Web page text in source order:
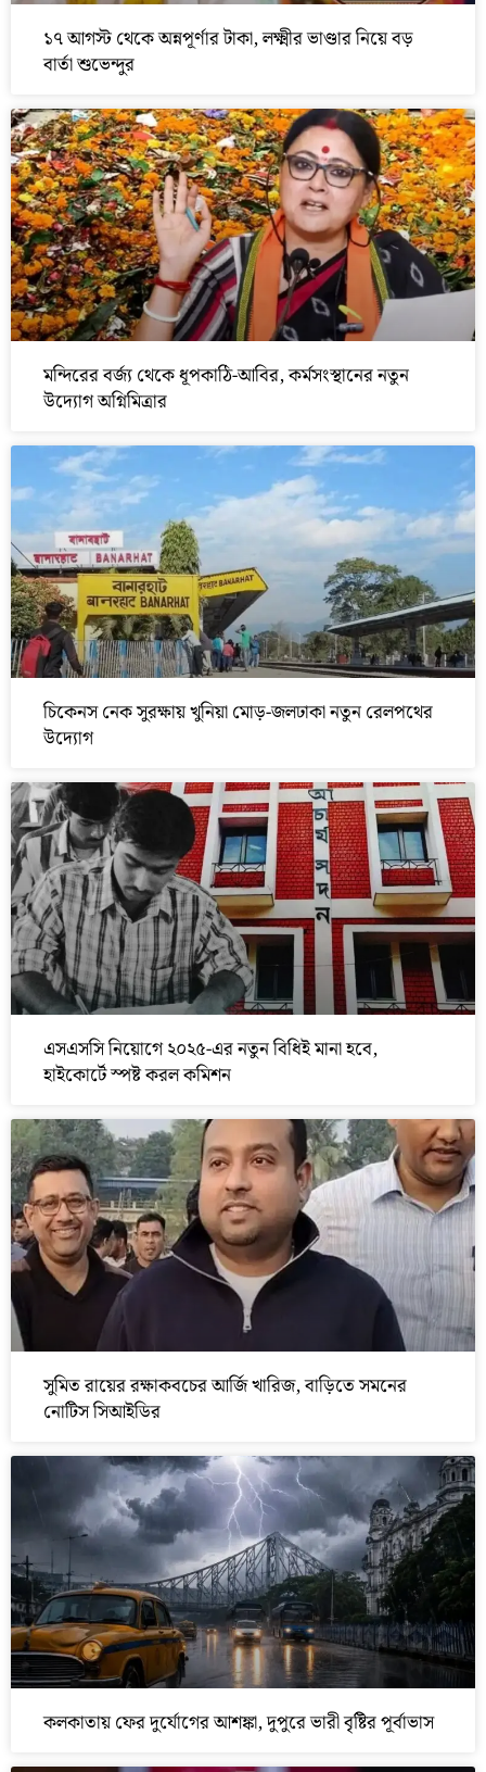
১৭ আগস্ট থেকে অন্নপূর্ণার টাকা, লক্ষ্মীর ভাণ্ডার নিয়ে বড়
বার্তা শুভেন্দুর
মন্দিরের বর্জ্য থেকে ধূপকাঠি-আবির, কর্মসংস্থানের নতুন
উদ্যোগ অগ্নিমিত্রার
চিকেনস নেক সুরক্ষায় খুনিয়া মোড়-জলঢাকা নতুন রেলপথের
উদ্যোগ
এসএসসি নিয়োগে ২০২৫-এর নতুন বিধিই মানা হবে,
হাইকোর্টে স্পষ্ট করল কমিশন
সুমিত রায়ের রক্ষাকবচের আর্জি খারিজ, বাড়িতে সমনের
নোটিস সিআইডির
কলকাতায় ফের দুর্যোগের আশঙ্কা, দুপুরে ভারী বৃষ্টির পূর্বাভাস